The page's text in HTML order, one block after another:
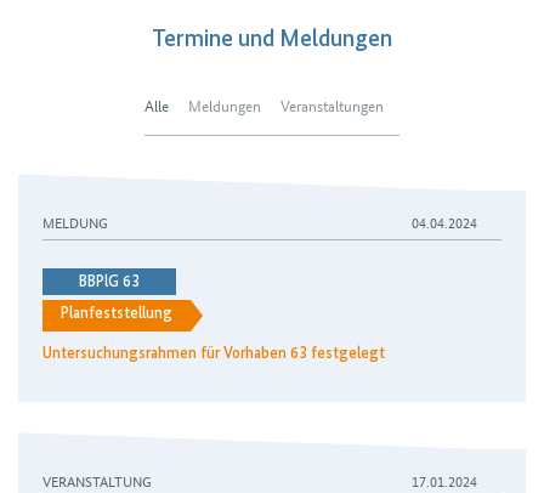
Termine und Meldungen
Alle Meldungen Veranstaltungen
MELDUNG 04.04.2024
BBPlG 63
Planfeststellung
Untersuchungsrahmen für Vorhaben 63 festgelegt
VERANSTALTUNG 17.01.2024